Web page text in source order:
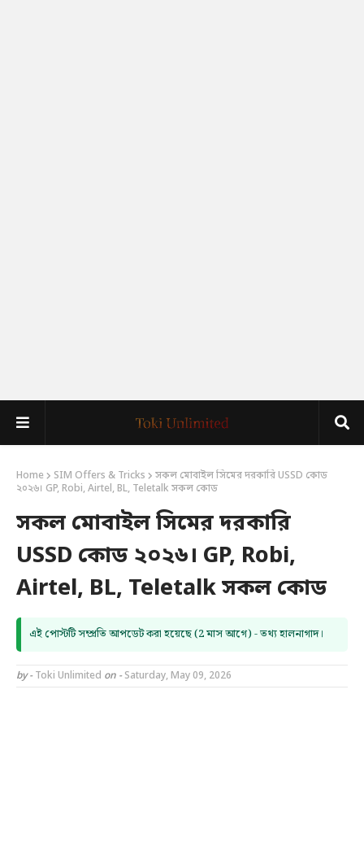
Home SIM Offers & Tricks
সকল মোবাইল সিমের দরকারি USSD কোড
২০২৬। GP, Robi, Airtel, BL, Teletalk সকল কোড
সকল মোবাইল সিমের দরকারি
USSD কোড ২০২৬। GP, Robi,
Airtel, BL, Teletalk সকল কোড
এই পোস্টটি সম্প্রতি আপডেট করা হয়েছে (2 মাস আগে) - তথ্য হালনাগাদ।
by - Toki Unlimited on -Saturday, May 09, 2026